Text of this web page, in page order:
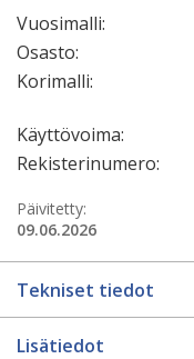
Vuosimalli:
Osasto:
Korimalli:
Käyttövoima:
Rekisterinumero:
Päivitetty:
09.06.2026
Tekniset tiedot
Lisätiedot